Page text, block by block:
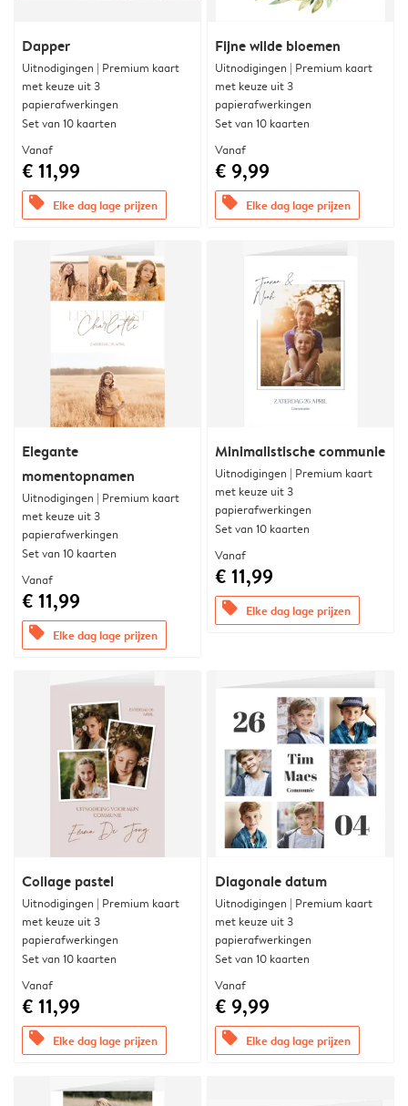
Dapper
Uitnodigingen | Premium kaart
met keuze uit 3
papierafwerkingen
Set van 10 kaarten
Vanaf
€ 11,99
offers Elke dag lage prijzen
Fijne wilde bloemen
Uitnodigingen | Premium kaart
met keuze uit 3
papierafwerkingen
Set van 10 kaarten
Vanaf
€ 9,99
offers Elke dag lage prijzen
Elegante
momentopnamen
Uitnodigingen | Premium kaart
met keuze uit 3
papierafwerkingen
Set van 10 kaarten
Vanaf
€ 11,99
offers Elke dag lage prijzen
Minimalistische communie
Uitnodigingen | Premium kaart
met keuze uit 3
papierafwerkingen
Set van 10 kaarten
Vanaf
€ 11,99
offers Elke dag lage prijzen
Collage pastel
Uitnodigingen | Premium kaart
met keuze uit 3
papierafwerkingen
Set van 10 kaarten
Vanaf
€ 11,99
offers Elke dag lage prijzen
Diagonale datum
Uitnodigingen | Premium kaart
met keuze uit 3
papierafwerkingen
Set van 10 kaarten
Vanaf
€ 9,99
offers Elke dag lage prijzen